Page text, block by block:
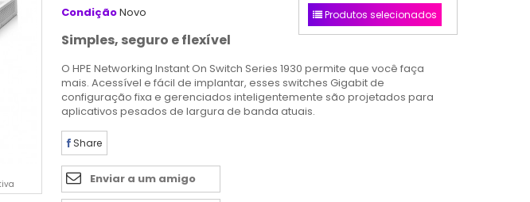
CondiçãoNovo
Simples, seguro e flexível
O HPE Networking Instant On Switch Series 1930 permite que você faça
mais. Acessível e fácil de implantar, esses switches Gigabit de
configuração fixa e gerenciados inteligentemente são projetados para
aplicativos pesados de largura de banda atuais.
Share
Enviar a um amigo
Produtos selecionados